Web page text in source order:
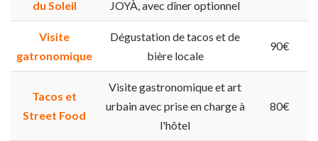
du Soleil
JOYÀ, avec dîner optionnel
Visite
gatronomique
Dégustation de tacos et de
bière locale
90€
Tacos et
Street Food
Visite gastronomique et art
urbain avec prise en charge à
l'hôtel
80€